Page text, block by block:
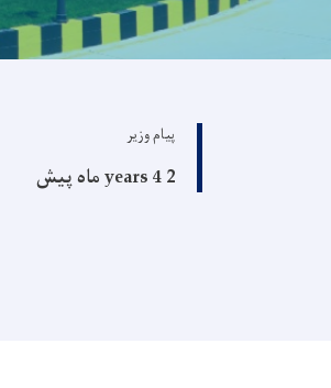
پیام وزیر
2 years 4 ماه پیش